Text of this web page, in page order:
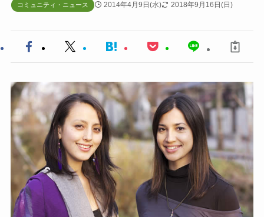
コミュニティ・ニュース 2014年4月9日(水) 2018年9月16日(日)